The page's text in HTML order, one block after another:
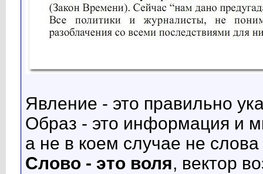
Явление - это правильно
Образ - это информация и
а не в коем случае не слова
Слово - это воля, вектор